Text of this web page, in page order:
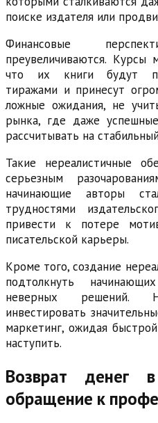
поиске издателя или
Финансовые
преувеличиваются. Курсы
что их книги будут
тиражами и принесут
ложные ожидания, не
рынка, где даже
рассчитывать на
Такие нереалистичные
серьезным
начинающие авторы
трудностями
привести к потере
писательской карьеры.
Кроме того, создание
подтолкнуть
неверных решений.
инвестировать
маркетинг, ожидая
наступить.
Возврат денег
обращение к